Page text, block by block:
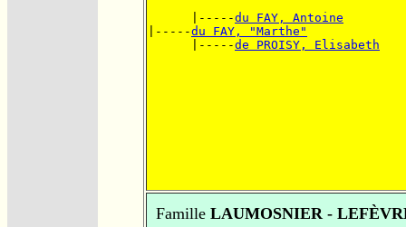
      |-----
du FAY, Antoine
|-----du FAY, "Marthe"
      |-----
de PROISY, Elisabeth
Famille LAUMOSNIER -